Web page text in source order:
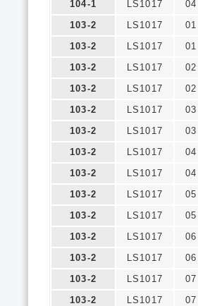
104-1 LS1017 04
103-2
LS1017 01
103-2
LS1017 01
103-2
LS1017 02
103-2
LS1017 02
103-2
LS1017 03
103-2
LS1017 03
103-2
LS1017 04
103-2
LS1017 04
103-2
LS1017 05
103-2
LS1017 05
103-2
LS1017 06
103-2
LS1017 06
103-2
LS1017 07
103-2
LS1017 07